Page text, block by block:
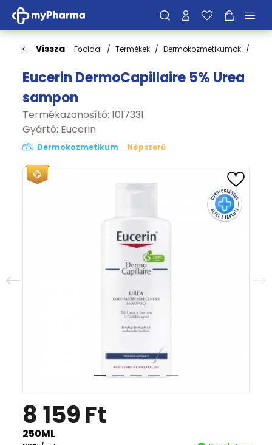
Vissza Főoldal Termékek Dermokozmetikumok
Eucerin DermoCapillaire 5% Urea
sampon
Termékazonosító: 1017331
Gyártó: Eucerin
Dermokozmetikum Népszerű
8 159Ft
250ML